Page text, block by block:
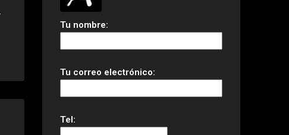
Tu nombre:
Tu correo electrónico:
Tel: